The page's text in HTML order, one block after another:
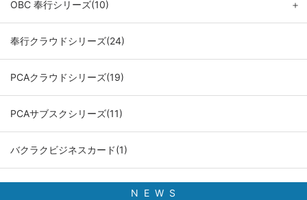
OBC 奉行シリーズ(10) ＋
奉行クラウドシリーズ(24)
PCAクラウドシリーズ(19)
PCAサブスクシリーズ(11)
バクラクビジネスカード(1)
N E W S